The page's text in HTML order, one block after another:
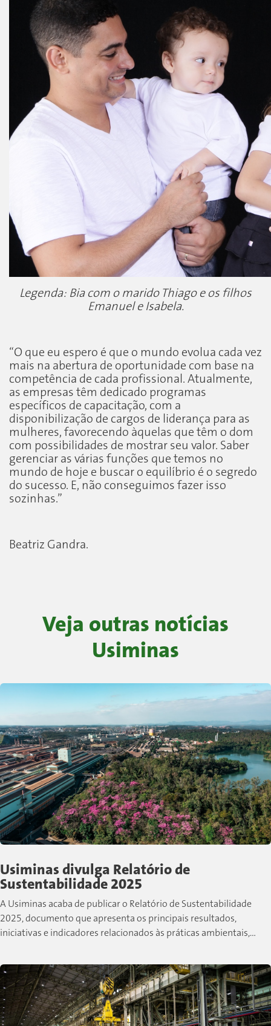
Legenda: Bia com o marido Thiago e os filhos
Emanuel e Isabela.
“O que eu espero é que o mundo evolua cada vez
mais na abertura de oportunidade com base na
competência de cada profissional. Atualmente,
as empresas têm dedicado programas
específicos de capacitação, com a
disponibilização de cargos de liderança para as
mulheres, favorecendo àquelas que têm o dom
com possibilidades de mostrar seu valor. Saber
gerenciar as várias funções que temos no
mundo de hoje e buscar o equilíbrio é o segredo
do sucesso. E, não conseguimos fazer isso
sozinhas.”
Beatriz Gandra.
Veja outras notícias
Usiminas
Usiminas divulga Relatório de
Sustentabilidade 2025
A Usiminas acaba de publicar o Relatório de Sustentabilidade
2025, documento que apresenta os principais resultados,
iniciativas e indicadores relacionados às práticas ambientais,